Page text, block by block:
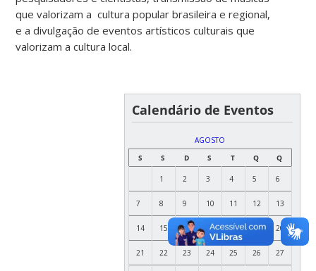
que valorizam a cultura popular brasileira e regional,
e a divulgação de eventos artísticos culturais que
valorizam a cultura local.
Calendário de Eventos
AGOSTO
S
S D S T Q Q
1 2 3 4 5 6
7 8 9 10 11 12 13
14 15 16 17 18 19 20
21 22 23 24 25 26 27